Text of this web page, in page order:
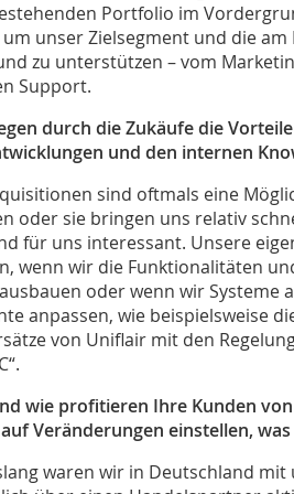
Portfolio im
unser Zielsegment und die
zu unterstützen – vom
Support.
durch die Zukäufe die
und den internen
sind oftmals eine
oder sie bringen uns relativ
für uns interessant. Unsere
wenn wir die Funktionalitäten
oder wenn wir
anpassen, wie beispielsweise
von Uniflair mit den
wie profitieren Ihre Kunden
Veränderungen einstellen,
waren wir in Deutschland mit